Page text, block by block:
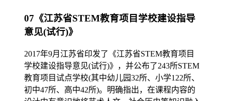
07《江苏省STEM教育项目学校建设指导
意见(试行)》
2017年9月江苏省印发了《江苏省STEM教育项目
学校建设指导意见(试行)》，并公布了243所STEM
教育项目试点学校(其中幼儿园32所、小学122所、
初中47所、高中42所)。明确指出，在课程内容的